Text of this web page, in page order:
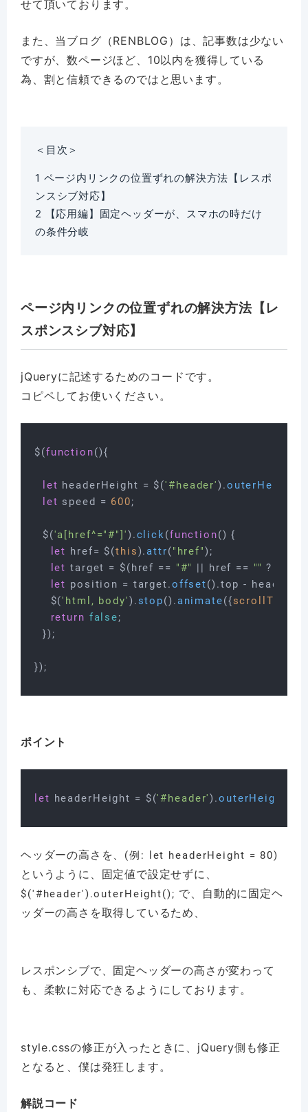
せて頂いております。
また、当ブログ（RENBLOG）は、記事数は少ない
ですが、数ページほど、10以内を獲得している
為、割と信頼できるのではと思います。
＜目次＞
1 ページ内リンクの位置ずれの解決方法【レスポ
ンスシブ対応】
2 【応用編】固定ヘッダーが、スマホの時だけ
の条件分岐
ページ内リンクの位置ずれの解決方法【レ
スポンスシブ対応】
jQueryに記述するためのコードです。
コピペしてお使いください。
$(function(){
let headerHeight = $('#header').outerHeight
let speed = 600;
  $(
'a[href^="#"]').click(function() {
let href= $(this).attr("href");
let target = $(href == "#" || href == "" ?
let position = target.offset().top -
    $(
'html, body').stop().animate({scrollTop
return false;
  });
ポイント
let headerHeight = $('#header').outerHeight
ヘッダーの高さを、 (例: let headerHeight = 80)
というように、固定値で設定せずに、
$('#header').outerHeight(); で、自動的に固定ヘ
ッダーの高さを取得しているため、
レスポンシブで、固定ヘッダーの高さが変わって
も、柔軟に対応できるようにしております。
style.cssの修正が入ったときに、jQuery側も修正
となると、僕は発狂します。
解説コード